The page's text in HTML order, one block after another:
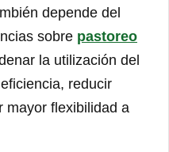
depende del
sobre pastoreo
la utilización del
reducir
mayor flexibilidad a